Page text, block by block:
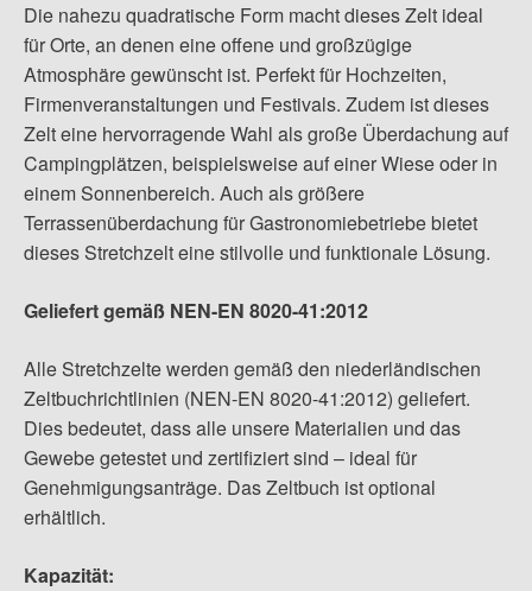
Die nahezu quadratische Form macht dieses Zelt ideal
für Orte, an denen eine offene und großzügige
Atmosphäre gewünscht ist. Perfekt für Hochzeiten,
Firmenveranstaltungen und Festivals. Zudem ist dieses
Zelt eine hervorragende Wahl als große Überdachung auf
Campingplätzen, beispielsweise auf einer Wiese oder in
einem Sonnenbereich. Auch als größere
Terrassenüberdachung für Gastronomiebetriebe bietet
dieses Stretchzelt eine stilvolle und funktionale Lösung.
Geliefert gemäß NEN-EN 8020-41:2012
Alle Stretchzelte werden gemäß den niederländischen
Zeltbuchrichtlinien (NEN-EN 8020-41:2012) geliefert.
Dies bedeutet, dass alle unsere Materialien und das
Gewebe getestet und zertifiziert sind – ideal für
Genehmigungsanträge. Das Zeltbuch ist optional
erhältlich.
Kapazität: